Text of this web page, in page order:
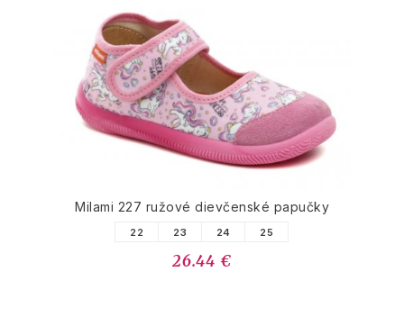
Milami 227 ružové dievčenské papučky
22 23 24 25
26.44 €